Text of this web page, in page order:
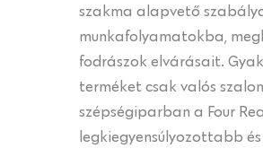
szakma alapvető
munkafolyamatokba,
fodrászok elvárásait.
terméket csak valós
szépségiparban a Four
legkiegyensúlyozottabb